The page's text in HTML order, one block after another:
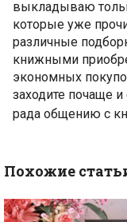
выкладываю
которые уже
различные
книжными
экономных
заходите почаще
рада общению с
Похожие